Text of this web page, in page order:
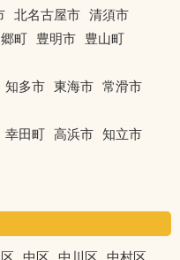
北名古屋市 清須市
町 豊明市
豊山町
知多市 東海市 常滑市
幸田町 高浜市 知立市